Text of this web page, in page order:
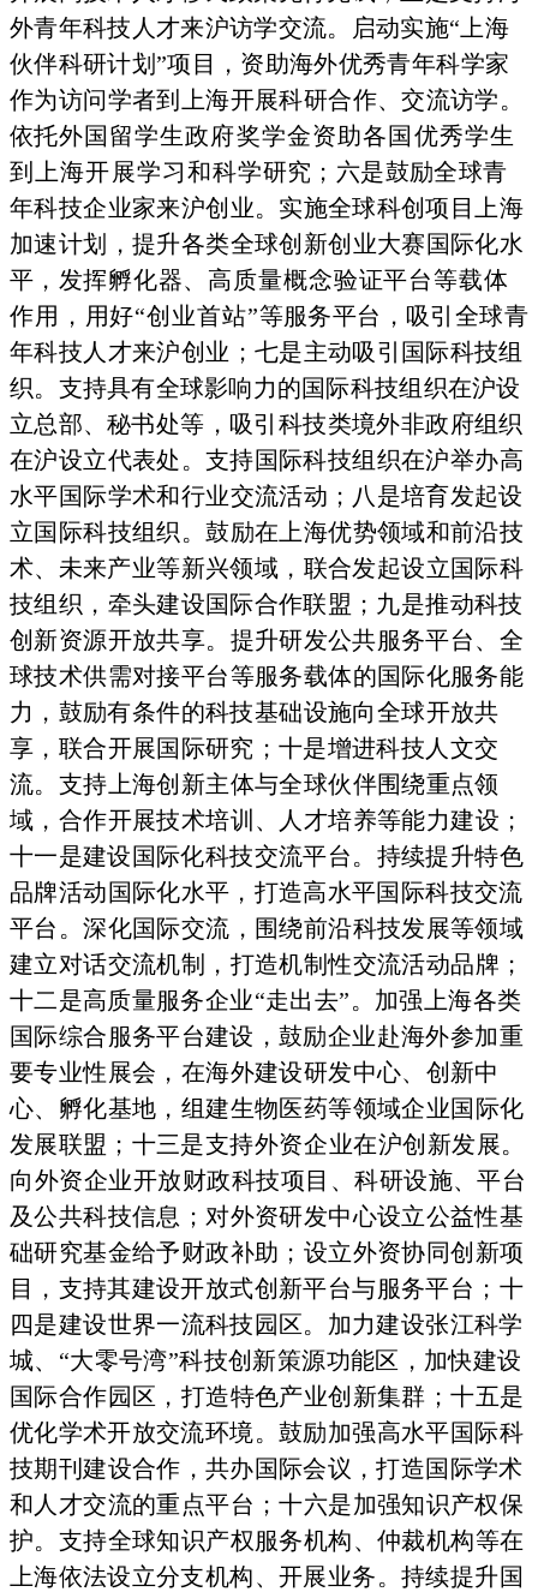
外青年科技人才来沪访学交流。启动实施“上海
伙伴科研计划”项目，资助海外优秀青年科学家
作为访问学者到上海开展科研合作、交流访学。
依托外国留学生政府奖学金资助各国优秀学生
到上海开展学习和科学研究；六是鼓励全球青
年科技企业家来沪创业。 实施全球科创项目上海
加速计划，提升各类全球创新创业大赛国际化水
平，发挥孵化器、高质量概念验证平台等载体
作用，用好“创业首站”等服务平台，吸引全球青
年科技人才来沪创业 ；七是主动吸引国 际科技组
织。支持具有全球影响力的国际科技组织在沪设
立总部、秘书处等，吸引科技类境外非政府组织
在沪设立代表处。支持国 际科技组织在沪举办高
水平国际学术和行业交流活动；八是培育发起设
立国际科技组织。鼓励在上海优势领域和前沿技
术、未来产业等新兴领域，联合发起设立国际科
技组织 ，牵头建设国际合作联盟；九是推动科技
创新资源开放共享。提升研发公共服务平台、全
球技术供需对接平台等服务载体的国际化服务能
力，鼓励有条件的科技基础设施向全球开放共
享，联合开展国际研究；十是增进科技人文交
流。支持上海创新主体与全球伙伴围绕重点领
域，合作开展技术培训、人才培养等能力建设 ；
十一是建设国际化科技交流平台。持续提升特色
品牌活动国际化水平，打造高水平国际科技交流
平台。深化国际交流，围绕前沿科技发展等领域
建立对话交流机制，打造机制性交流活动品牌 ；
十二是高质量服务企业“走出去”。加强上海各类
国际综合服务平台建设，鼓励企业赴海外参加重
要专业性展会，在海外建设研发中心、创新中
心、孵化基地，组建生物医药等领域企业国际化
发展联盟；十三是支持外资企业在沪创新发展。
向外资企业开放财政科技项目、科研设施、平台
及公共科技信息；对外资研发中心设立公益性基
础研究基金给予财政补助；设立外资协同创新项
目，支持其建设开放式创新平台与服务平台；十
四是建设世界一流科技园区。加力建设张江科学
城、“大零号湾”科技创新策源功能区，加快建设
国际合作园区，打造特色产业创新集群；十五是
优化学术开放交流环境。鼓励加强高水平国际科
技期刊建设合作，共办国际会议，打造国际学术
和人才交流的重点平台；十六是加强知识产权保
护。支持全球知识产权服务机构、仲裁机构等在
上海依法设立分支机构、开展业务。持续提升国